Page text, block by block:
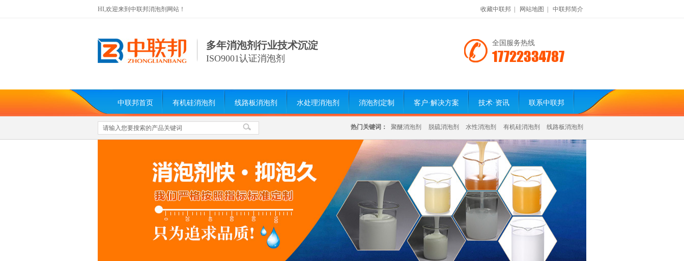
收藏中联邦 网站地图 中联邦简介
HI,欢迎来到中联邦消泡剂网站！
多年消泡剂行业技术沉淀
ISO9001认证消泡剂
全国服务热线
17722334787
中联邦首页 有机硅消泡剂 线路板消泡剂 水处理消泡剂 消泡剂定制 客户·解决方案 技术·资讯 联系中联邦
热门关键词： 聚醚消泡剂 脱硫消泡剂 水性消泡剂 有机硅消泡剂 线路板消泡剂